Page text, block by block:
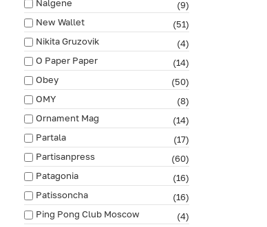
Nalgene
(9)
New Wallet
(51)
Nikita Gruzovik
(4)
O Paper Paper
(14)
Obey
(50)
OMY
(8)
Ornament Mag
(14)
Partala
(17)
Partisanpress
(60)
Patagonia
(16)
Patissoncha
(16)
Ping Pong Club Moscow
(4)